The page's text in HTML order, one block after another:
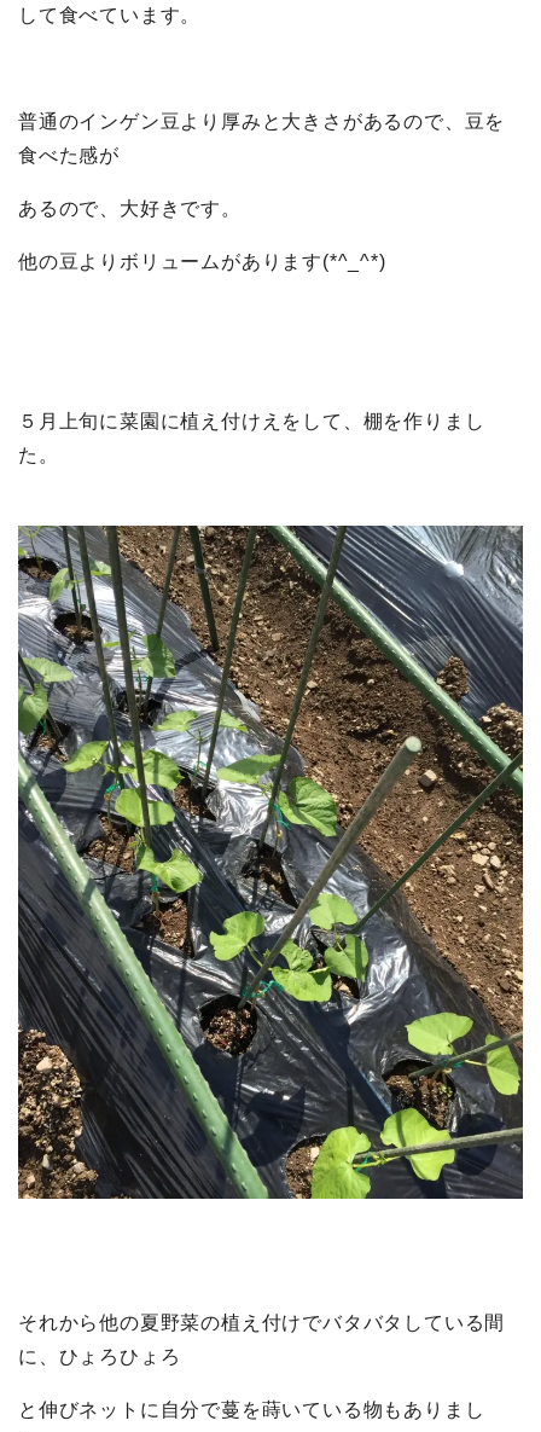
して食べています。
普通のインゲン豆より厚みと大きさがあるので、豆を
食べた感が
あるので、大好きです。
他の豆よりボリュームがあります(*^_^*)
５月上旬に菜園に植え付けえをして、棚を作りまし
た。
それから他の夏野菜の植え付けでバタバタしている間
に、ひょろひょろ
と伸びネットに自分で蔓を蒔いている物もありまし